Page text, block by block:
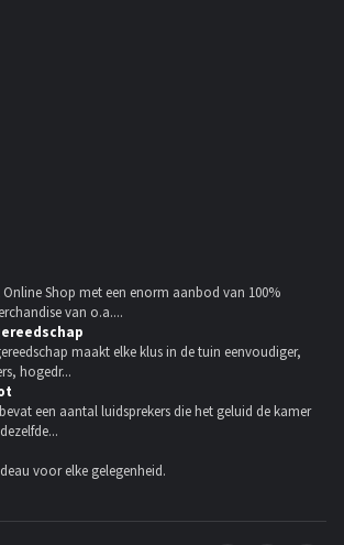
Online Shop met een enorm aanbod van 100%
van o.a....
maakt elke klus in de tuin eenvoudiger,
hogedr...
een aantal luidsprekers die het geluid de kamer
voor elke gelegenheid.